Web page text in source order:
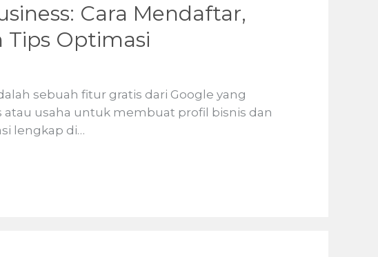
Cara Mendaftar,
Tips Optimasi
sebuah fitur gratis dari Google yang
usaha untuk membuat profil bisnis dan
lengkap di…